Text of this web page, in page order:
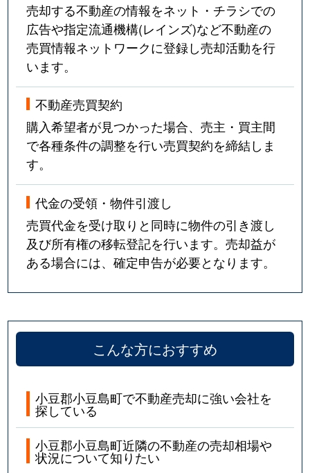
売却する不動産の情報をネット・チラシでの
広告や指定流通機構(レインズ)など不動産の
売買情報ネットワークに登録し売却活動を行
います。
不動産売買契約
購入希望者が見つかった場合、売主・買主間
で各種条件の調整を行い売買契約を締結しま
す。
代金の受領・物件引渡し
売買代金を受け取りと同時に物件の引き渡し
及び所有権の移転登記を行います。売却益が
ある場合には、確定申告が必要となります。
こんな方におすすめ
小豆郡小豆島町で不動産売却に強い会社を
探している
小豆郡小豆島町近隣の不動産の売却相場や
状況について知りたい